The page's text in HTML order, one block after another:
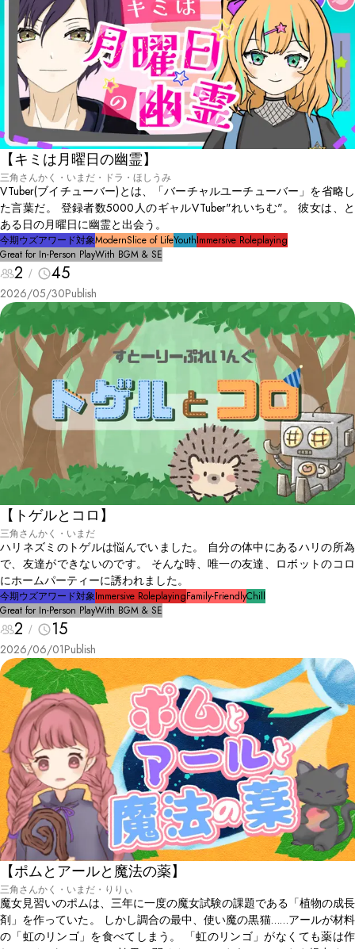
【キミは月曜日の幽霊】
三角さんかく・いまだ・ドラ・ほしうみ
VTuber(ブイチューバー)とは、「バーチャルユーチューバー」を省略し
た言葉だ。 登録者数5000人のギャルVTuber"れいちむ"。 彼女は、と
ある日の月曜日に幽霊と出会う。
今期ウズアワード対象ModernSlice of LifeYouthImmersive Roleplaying
Great for In-Person PlayWith BGM & SE
2 45
2026/05/30Publish
【トゲルとコロ】
三角さんかく・いまだ
ハリネズミのトゲルは悩んでいました。 自分の体中にあるハリの所為
で、友達ができないのです。 そんな時、唯一の友達、ロボットのコロ
にホームパーティーに誘われました。
今期ウズアワード対象Immersive RoleplayingFamily-FriendlyChill
Great for In-Person PlayWith BGM & SE
2 15
2026/06/01Publish
【ポムとアールと魔法の薬】
三角さんかく・いまだ・りりぃ
魔女見習いのポムは、三年に一度の魔女試験の課題である「植物の成長
剤」を作っていた。 しかし調合の最中、使い魔の黒猫……アールが材料
の「虹のリンゴ」を食べてしまう。 「虹のリンゴ」がなくても薬は作